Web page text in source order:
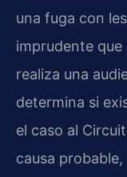
una fuga con
imprudente
realiza una
determina si
el caso al
causa